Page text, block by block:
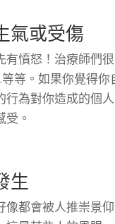
氣或受傷
憤怒！治療師們
等。如果你覺得
為對你造成的個
。
生
都會被人推崇景